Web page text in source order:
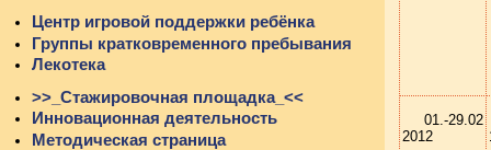
Центр игровой поддержки ребёнка
Группы кратковременного пребывания
Лекотека
>>_Стажировочная площадка_<<
Инновационная деятельность
Методическая страница
01.-29.02
2012